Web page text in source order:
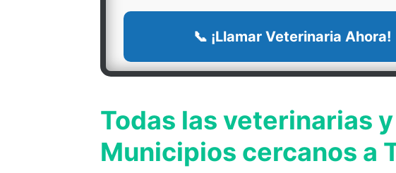
📞 ¡Llamar Veterinaria Ahora!
Todas las veterinarias
Municipios cercanos a